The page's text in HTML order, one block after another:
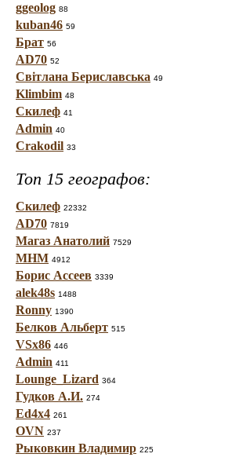
ggeolog 88
kuban46 59
Брат 56
AD70 52
Світлана Бериславська 49
Klimbim 48
Скилеф 41
Admin 40
Crakodil 33
Топ 15 географов:
Скилеф 22332
AD70 7819
Магаз Анатолий 7529
МНМ 4912
Борис Ассеев 3339
alek48s 1488
Ronny 1390
Белков Альберт 515
VSx86 446
Admin 411
Lounge_Lizard 364
Гудков А.И. 274
Ed4x4 261
OVN 237
Рыковкин Владимир 225